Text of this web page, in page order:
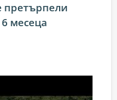
претърпели
месеца